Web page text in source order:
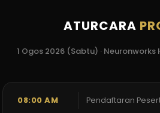
ATURCARA
1 Ogos 2026 (Sabtu) ·
08:00 AM Pendaftaran